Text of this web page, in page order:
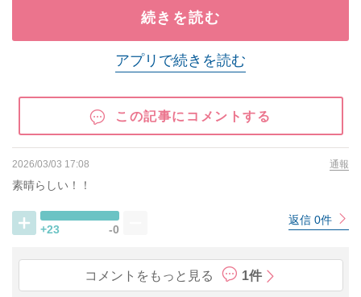
続きを読む
アプリで続きを読む
この記事にコメントする
2026/03/03 17:08 通報
素晴らしい！！
+23 -0
返信 0件
コメントをもっと見る 1件